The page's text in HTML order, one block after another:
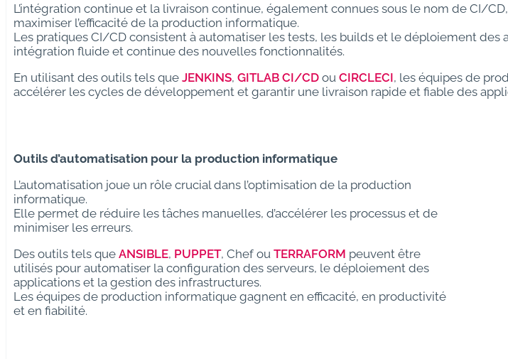
L’intégration continue et la livraison continue, également connues sous le nom de CI/
maximiser l’efficacité de la production informatique.
Les pratiques CI/CD consistent à automatiser les tests, les builds et le déploiement des
intégration fluide et continue des nouvelles fonctionnalités.
En utilisant des outils tels que JENKINS, GITLAB CI/CD ou CIRCLECI, les équipes de
accélérer les cycles de développement et garantir une livraison rapide et fiable des
Outils d’automatisation pour la production informatique
L’automatisation joue un rôle crucial dans l’optimisation de la production
informatique.
Elle permet de réduire les tâches manuelles, d’accélérer les processus et de
minimiser les erreurs.
Des outils tels que ANSIBLE, PUPPET, Chef ou TERRAFORM peuvent être
utilisés pour automatiser la configuration des serveurs, le déploiement des
applications et la gestion des infrastructures.
Les équipes de production informatique gagnent en efficacité, en productivité
et en fiabilité.